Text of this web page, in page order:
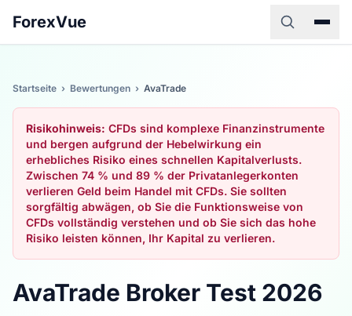
ForexVue
Startseite › Bewertungen › AvaTrade
Risikohinweis: CFDs sind komplexe Finanzinstrumente
und bergen aufgrund der Hebelwirkung ein
erhebliches Risiko eines schnellen Kapitalverlusts.
Zwischen 74 % und 89 % der Privatanlegerkonten
verlieren Geld beim Handel mit CFDs. Sie sollten
sorgfältig abwägen, ob Sie die Funktionsweise von
CFDs vollständig verstehen und ob Sie sich das hohe
Risiko leisten können, Ihr Kapital zu verlieren.
AvaTrade Broker Test 2026